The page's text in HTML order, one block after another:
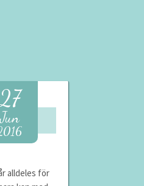
Jun
alldeles för